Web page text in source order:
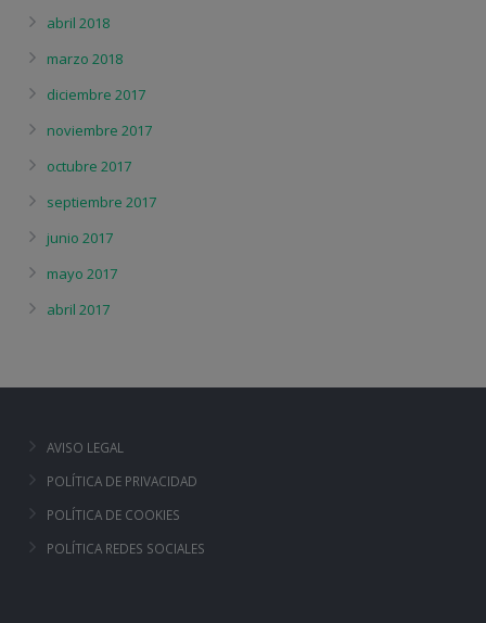
abril 2018
marzo 2018
diciembre 2017
noviembre 2017
octubre 2017
septiembre 2017
junio 2017
mayo 2017
abril 2017
AVISO LEGAL
POLÍTICA DE PRIVACIDAD
POLÍTICA DE COOKIES
POLÍTICA REDES SOCIALES